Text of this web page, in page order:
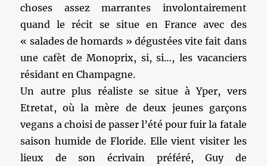
choses assez marrantes involontairement
quand le récit se situe en France avec des
« salades de homards » dégustées vite fait dans
une cafèt de Monoprix, si, si…, les vacanciers
résidant en Champagne.
Un autre plus réaliste se situe à Yper, vers
Etretat, où la mère de deux jeunes garçons
vegans a choisi de passer l’été pour fuir la fatale
saison humide de Floride. Elle vient visiter les
lieux de son écrivain préféré, Guy de